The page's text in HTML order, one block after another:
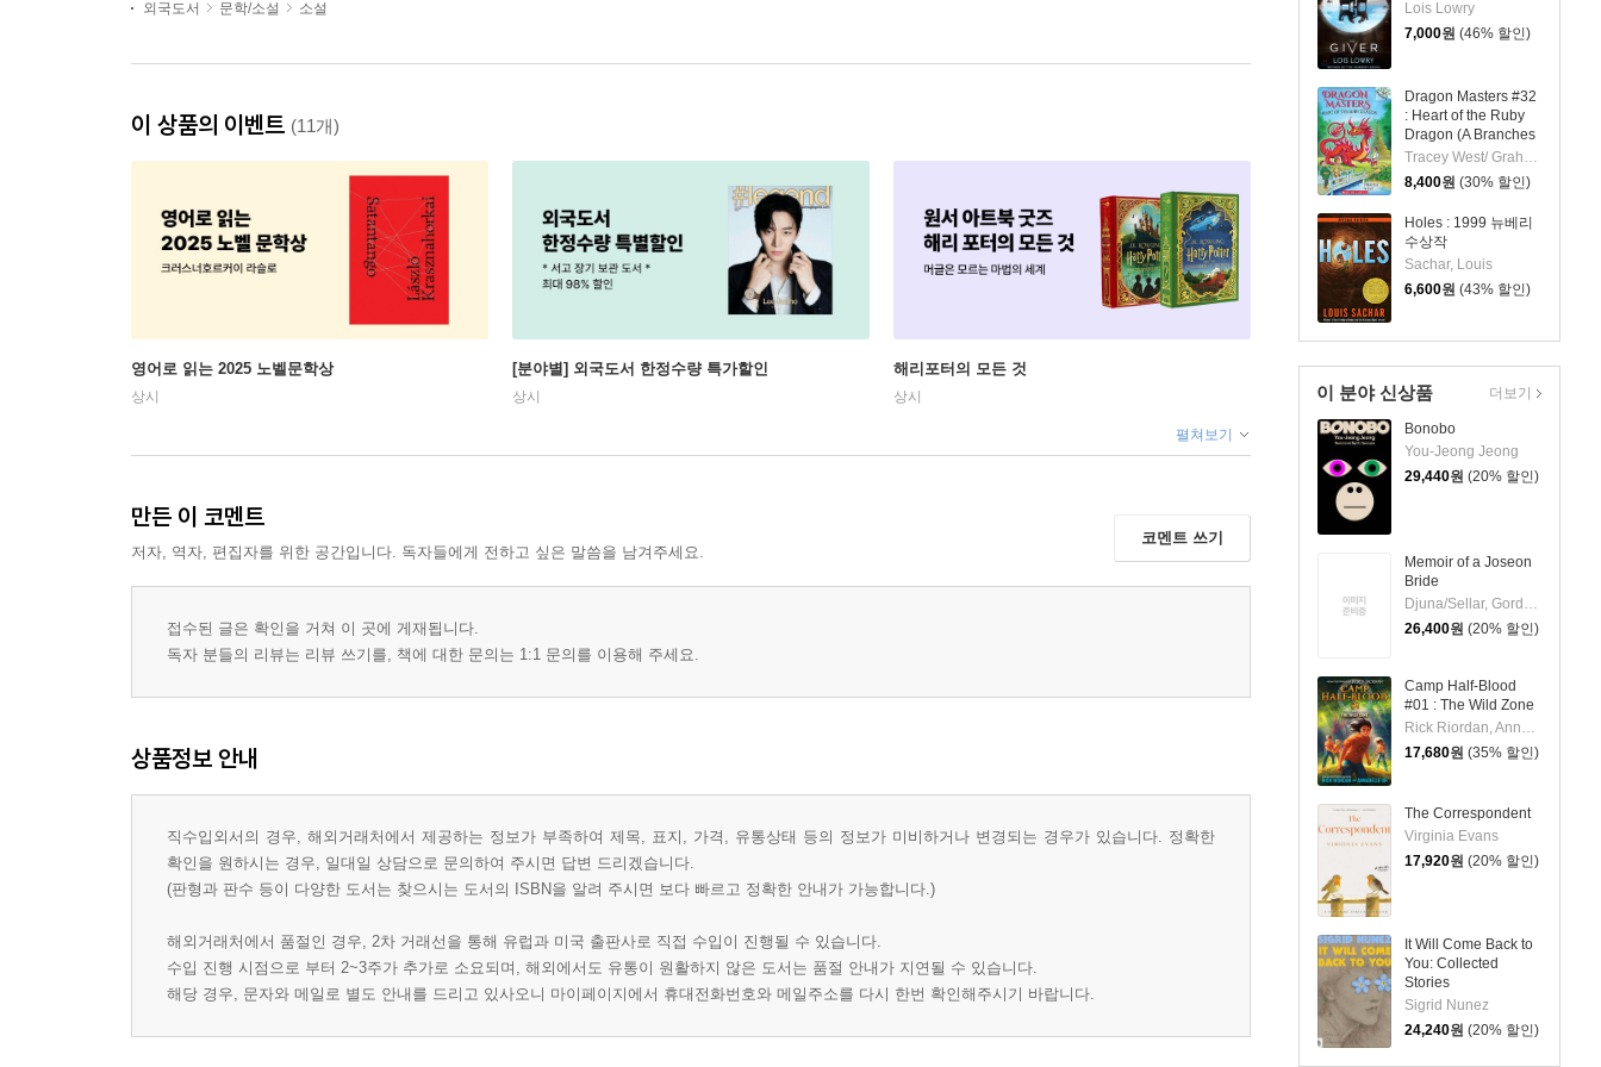
Lois Lowry
7,000원 (46% 할인)
Dragon Masters #32
: Heart of the Ruby
Dragon (A Branches
Book)
Tracey West/ Graham Howells (ILT)
8,400원 (30% 할인)
Holes : 1999 뉴베리
수상작
Sachar, Louis
6,600원 (43% 할인)
이 분야 신상품
Bonobo
You-Jeong Jeong
29,440원 (20% 할인)
Memoir of a Joseon
Bride
Djuna/Sellar, Gord(TRN)
26,400원 (20% 할인)
Camp Half-Blood
#01 : The Wild Zone
Rick Riordan, Annabelle Oh
17,680원 (35% 할인)
The Correspondent
Virginia Evans
17,920원 (20% 할인)
It Will Come Back to
You: Collected
Stories
Sigrid Nunez
24,240원 (20% 할인)
더보기
외국도서 문학/소설 소설
이 상품의 이벤트 (11개)
영어로 읽는 2025 노벨문학상
상시
[분야별] 외국도서 한정수량 특가할인
상시
해리포터의 모든 것
상시
펼쳐보기
만든 이 코멘트
저자, 역자, 편집자를 위한 공간입니다. 독자들에게 전하고 싶은 말씀을 남겨주세요.
코멘트 쓰기
접수된 글은 확인을 거쳐 이 곳에 게재됩니다.
독자 분들의 리뷰는 리뷰 쓰기를, 책에 대한 문의는 1:1 문의를 이용해 주세요.
상품정보 안내
직수입외서의 경우, 해외거래처에서 제공하는 정보가 부족하여 제목, 표지, 가격, 유통상태 등의 정보가 미비하거나 변경되는 경우가 있습니다. 정확한
확인을 원하시는 경우, 일대일 상담으로 문의하여 주시면 답변 드리겠습니다.
(판형과 판수 등이 다양한 도서는 찾으시는 도서의 ISBN을 알려 주시면 보다 빠르고 정확한 안내가 가능합니다.)
해외거래처에서 품절인 경우, 2차 거래선을 통해 유럽과 미국 출판사로 직접 수입이 진행될 수 있습니다.
수입 진행 시점으로 부터 2~3주가 추가로 소요되며, 해외에서도 유통이 원활하지 않은 도서는 품절 안내가 지연될 수 있습니다.
해당 경우, 문자와 메일로 별도 안내를 드리고 있사오니 마이페이지에서 휴대전화번호와 메일주소를 다시 한번 확인해주시기 바랍니다.